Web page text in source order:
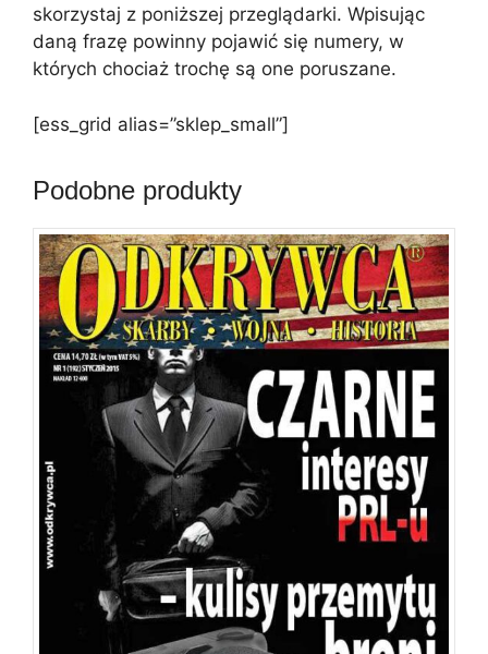
skorzystaj z poniższej przeglądarki. Wpisując
daną frazę powinny pojawić się numery, w
których chociaż trochę są one poruszane.
[ess_grid alias=”sklep_small”]
Podobne produkty